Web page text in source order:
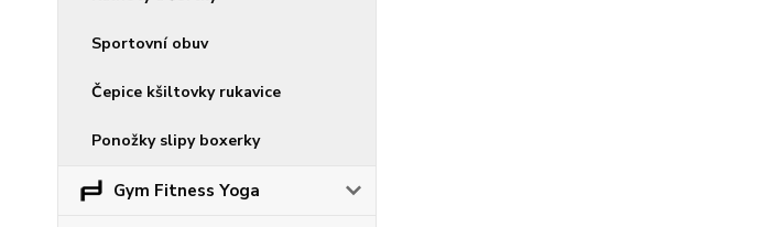
Sportovní obuv
Čepice kšiltovky rukavice
Ponožky slipy boxerky
Gym Fitness Yoga